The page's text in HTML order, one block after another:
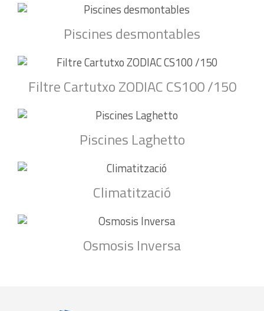
Piscines desmontables
Filtre Cartutxo ZODIAC CS100 /150
Piscines Laghetto
Climatització
Osmosis Inversa